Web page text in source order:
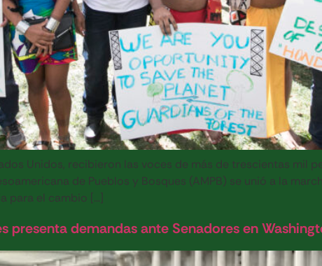
Unidos, recibieron las voces de más de trescientas mil
de Pueblos y Bosques (AMPB) se unió a la
para el cambio […]
presenta demandas ante Senadores en